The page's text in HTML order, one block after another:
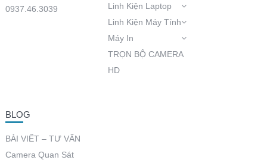
0937.46.3039
Linh Kiện Laptop
Linh Kiện Máy Tính
Máy In
TRỌN BỘ CAMERA
HD
BLOG
BÀI VIẾT – TƯ VẤN
Camera Quan Sát